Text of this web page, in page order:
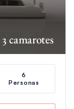
camarotes
6
Personas